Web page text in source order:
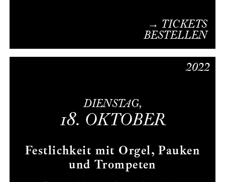
→ TICKETS
BESTELLEN
DIENSTAG,
18. OKTOBER
2022
Festlichkeit mit Orgel, Pauken
und Trompeten